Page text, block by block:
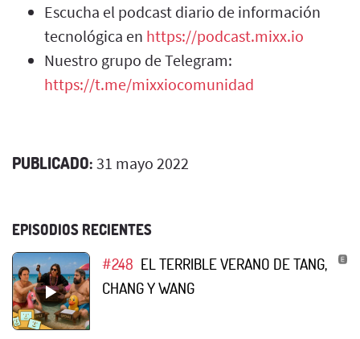
Escucha el podcast diario de información
tecnológica en https://podcast.mixx.io
Nuestro grupo de Telegram:
https://t.me/mixxiocomunidad
PUBLICADO: 31 mayo 2022
EPISODIOS RECIENTES
#248 EL TERRIBLE VERANO DE TANG,
CHANG Y WANG